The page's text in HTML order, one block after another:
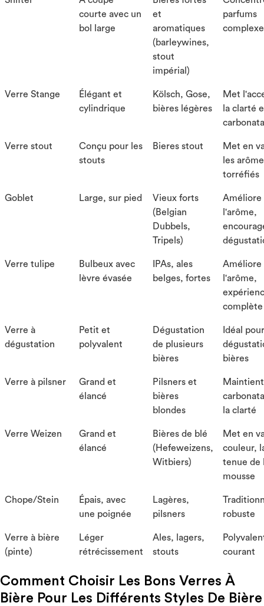
courte avec un
bol large
et
aromatiques
(barleywines,
stout
impérial)
parfums
Verre Stange
Élégant et
cylindrique
Kölsch, Gose,
bières légères
Met
la clarté
Verre stout
Conçu pour les
stouts
Bieres stout
Met en
les
torréfiés
Goblet Large, sur pied
Vieux forts
(Belgian
Dubbels,
Tripels)
Améliore
l'arôme,
Verre tulipe
Bulbeux avec
lèvre évasée
IPAs, ales
belges, fortes
Améliore
l'arôme,
complète
Verre à
dégustation
Petit et
polyvalent
Dégustation
de plusieurs
bières
Idéal
bières
Verre à pilsner
Grand et
élancé
Pilsners et
bières
blondes
la clarté
Verre Weizen
Grand et
élancé
Bières de blé
(Hefeweizens,
Witbiers)
Met en
couleur,
tenue de
mousse
Chope/Stein
Épais, avec
une poignée
Lagères,
pilsners
robuste
Verre à bière
(pinte)
Léger
rétrécissement
Ales, lagers,
stouts
courant
Comment Choisir Les Bons Verres À
Bière Pour Les Différents Styles De Bière